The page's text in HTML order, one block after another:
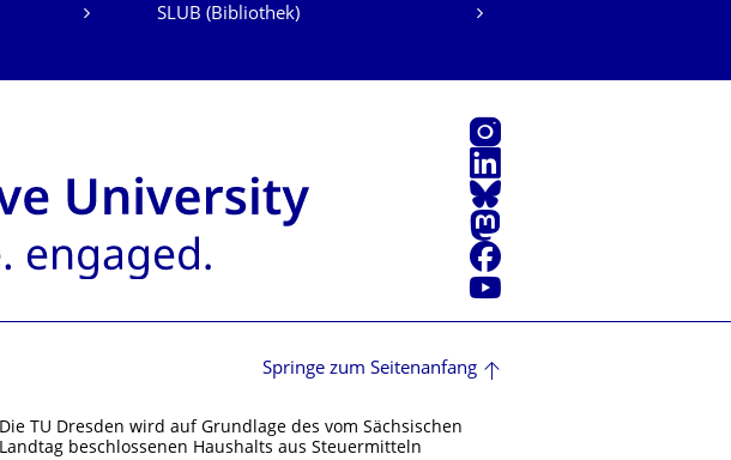
SLUB (Bibliothek)
Instagram
LinkedIn
Bluesky
Mastodon
Facebook
Youtube
Springe zum Seitenanfang
Die TU Dresden wird auf Grundlage des vom Sächsischen
Landtag beschlossenen Haushalts aus Steuermitteln